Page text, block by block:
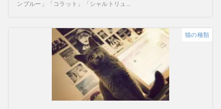
ンブルー」「コラット」「シャルトリュ...
猫の種類